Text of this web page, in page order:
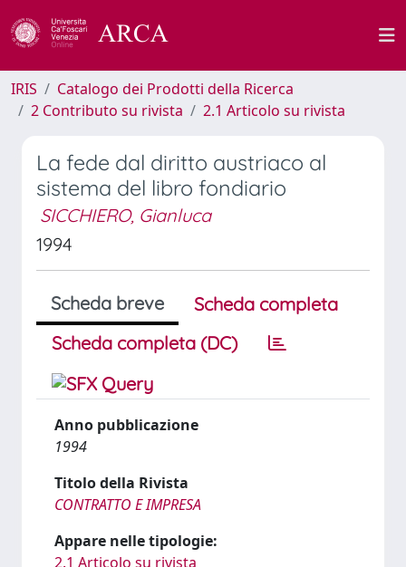
IRIS
Catalogo dei Prodotti della Ricerca
2 Contributo su rivista
2.1 Articolo su rivista
La fede dal diritto austriaco al
sistema del libro fondiario
SICCHIERO, Gianluca
1994
Scheda breve
Scheda completa
Scheda completa (DC)
Anno pubblicazione
1994
Titolo della Rivista
CONTRATTO E IMPRESA
Appare nelle tipologie:
2.1 Articolo su rivista